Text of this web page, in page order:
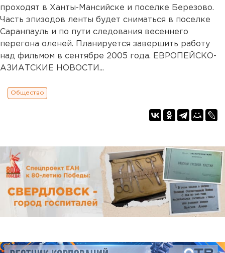
проходят в Ханты-Мансийске и поселке Березово.
Часть эпизодов ленты будет сниматься в поселке
Саранпауль и по пути следования весеннего
перегона оленей. Планируется завершить работу
над фильмом в сентябре 2005 года. ЕВРОПЕЙСКО-
АЗИАТСКИЕ НОВОСТИ...
Общество